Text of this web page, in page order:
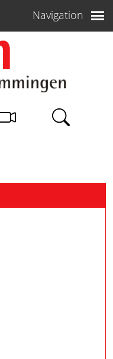
Navigation